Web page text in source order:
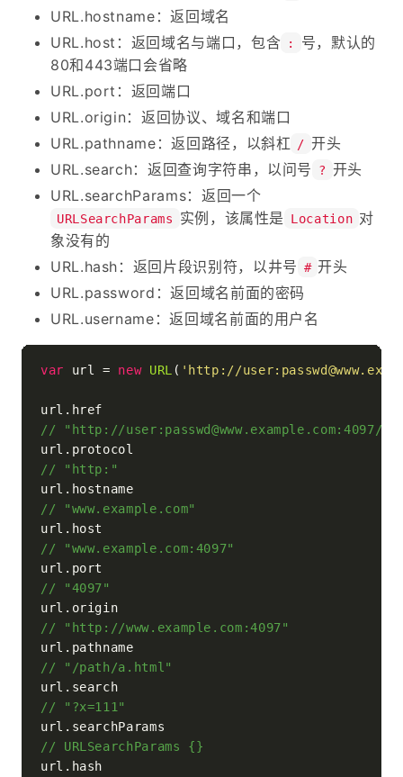
URL.hostname：返回域名
URL.host：返回域名与端口，包含
:
号，默认的
80和443端口会省略
URL.port：返回端口
URL.origin：返回协议、域名和端口
URL.pathname：返回路径，以斜杠
/ 开头
URL.search：返回查询字符串，以问号
? 开头
URL.searchParams：返回一个
URLSearchParams 实例，该属性是 Location 对
象没有的
URL.hash：返回片段识别符，以井号 # 开头
URL.password：返回域名前面的密码
URL.username：返回域名前面的用户名
var url = new URL ( 'http://
url. href
// "http://user:passwd@www.example.com:4097/
url. protocol
// "http:"
url. hostname
// "www.example.com"
url. host
// "www.example.com:4097"
url. port
// "4097"
url. origin
// "http://www.example.com:4097"
url. pathname
// "/path/a.html"
url. search
// "?x=111"
url. searchParams
// URLSearchParams {}
url. hash